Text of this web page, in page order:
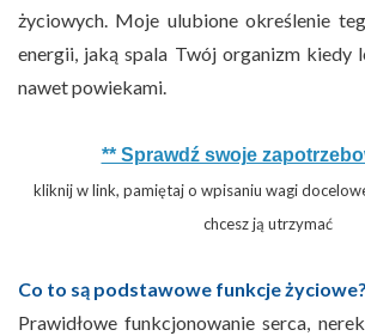
życiowych. Moje ulubione określenie
energii, jaką spala Twój organizm kiedy
nawet powiekami.
** Sprawdź swoje
kliknij w link, pamiętaj o wpisaniu wagi
chcesz ją utrzymać
Co to są podstawowe funkcje życiowe?
Prawidłowe funkcjonowanie serca,